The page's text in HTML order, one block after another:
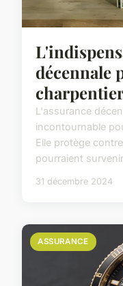
décennale
L'assurance
incontournable
Elle protège
pourraient
31 décembre 2024
ASSURANCE